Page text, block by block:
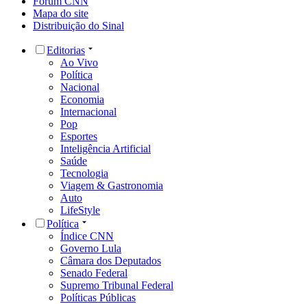
Mapa do site
Distribuição do Sinal
Editorias
Ao Vivo
Política
Nacional
Economia
Internacional
Pop
Esportes
Inteligência Artificial
Saúde
Tecnologia
Viagem & Gastronomia
Auto
LifeStyle
Política
Índice CNN
Governo Lula
Câmara dos Deputados
Senado Federal
Supremo Tribunal Federal
Políticas Públicas